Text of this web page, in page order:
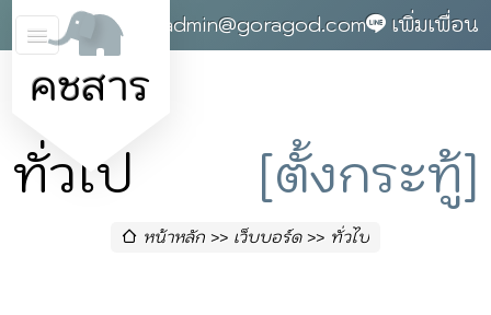
คชสาร
0868142004 admin@goragod.com เพิ่มเพื่อน
ทั่วไป [ตั้งกระทู้]
หน้าหลัก เว็บบอร์ด ทั่วไป